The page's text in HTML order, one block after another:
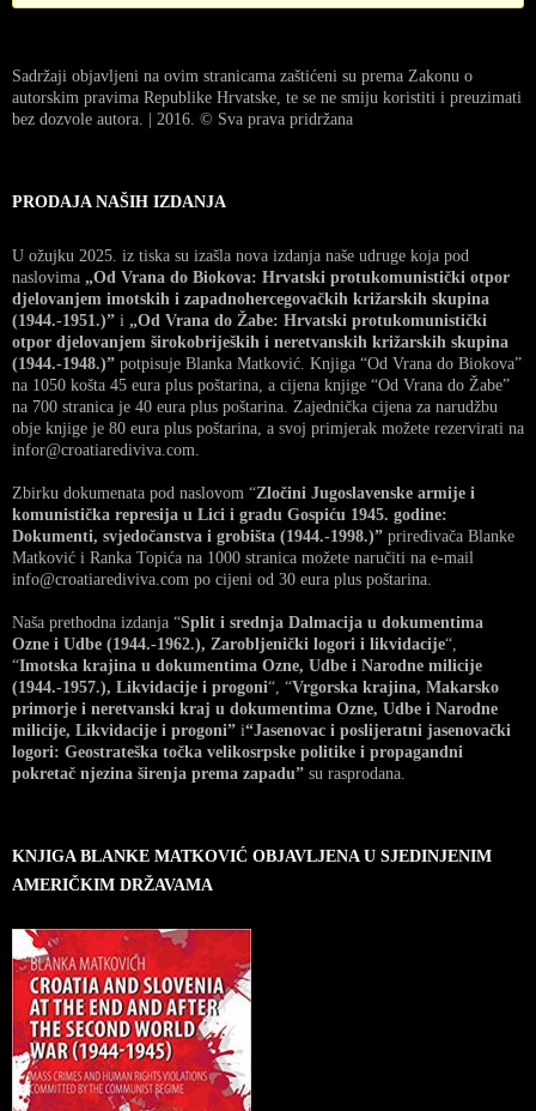
Sadržaji objavljeni na ovim stranicama zaštićeni su prema Zakonu o
autorskim pravima Republike Hrvatske, te se ne smiju koristiti i preuzimati
bez dozvole autora. | 2016. © Sva prava pridržana
PRODAJA NAŠIH IZDANJA
U ožujku 2025. iz tiska su izašla nova izdanja naše udruge koja pod
naslovima „Od Vrana do Biokova: Hrvatski protukomunistički otpor
djelovanjem imotskih i zapadnohercegovačkih križarskih skupina
(1944.-1951.)” i „Od Vrana do Žabe: Hrvatski protukomunistički
otpor djelovanjem širokobrijeških i neretvanskih križarskih skupina
(1944.-1948.)” potpisuje Blanka Matković. Knjiga “Od Vrana do Biokova”
na 1050 košta 45 eura plus poštarina, a cijena knjige “Od Vrana do Žabe”
na 700 stranica je 40 eura plus poštarina. Zajednička cijena za narudžbu
obje knjige je 80 eura plus poštarina, a svoj primjerak možete rezervirati na
infor@croatiarediviva.com.
Zbirku dokumenata pod naslovom “Zločini Jugoslavenske armije i
komunistička represija u Lici i gradu Gospiću 1945. godine:
Dokumenti, svjedočanstva i grobišta (1944.-1998.)” priređivača Blanke
Matković i Ranka Topića na 1000 stranica možete naručiti na e-mail
info@croatiarediviva.com po cijeni od 30 eura plus poštarina.
Naša prethodna izdanja “Split i srednja Dalmacija u dokumentima
Ozne i Udbe (1944.-1962.), Zarobljenički logori i likvidacije“,
“Imotska krajina u dokumentima Ozne, Udbe i Narodne milicije
(1944.-1957.), Likvidacije i progoni“, “Vrgorska krajina, Makarsko
primorje i neretvanski kraj u dokumentima Ozne, Udbe i Narodne
milicije, Likvidacije i progoni” i“Jasenovac i poslijeratni jasenovački
logori: Geostrateška točka velikosrpske politike i propagandni
pokretač njezina širenja prema zapadu” su rasprodana.
KNJIGA BLANKE MATKOVIĆ OBJAVLJENA U SJEDINJENIM
AMERIČKIM DRŽAVAMA